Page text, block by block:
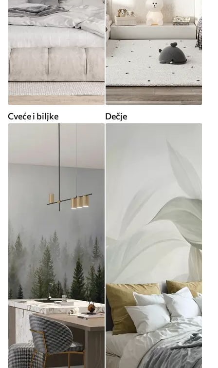
Cveće i biljke Dečje